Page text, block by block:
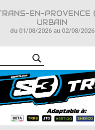
URBAIN
du 01/08/2026 au 02/08/2026